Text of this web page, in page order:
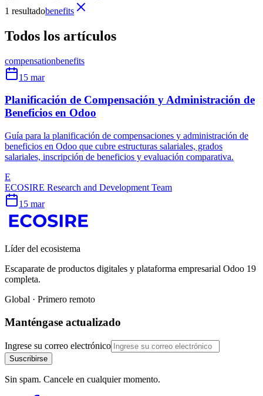
1 resultadobenefits
Todos los artículos
compensationbenefits
15 mar
Planificación de Compensación y Administración de
Beneficios en Odoo
Guía para la planificación de compensaciones y administración de
beneficios en Odoo que cubre estructuras salariales, grados
salariales, inscripción de beneficios y evaluación comparativa.
E
ECOSIRE Research and Development Team
15 mar
Líder del ecosistema
Escaparate de productos digitales y plataforma empresarial Odoo 19
completa.
Global · Primero remoto
Manténgase actualizado
Ingrese su correo electrónico
Suscribirse
Sin spam. Cancele en cualquier momento.